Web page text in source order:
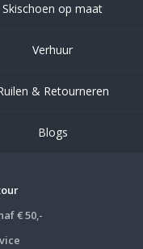
Skischoen op maat
Verhuur
& Retourneren
Blogs
€ 50,-